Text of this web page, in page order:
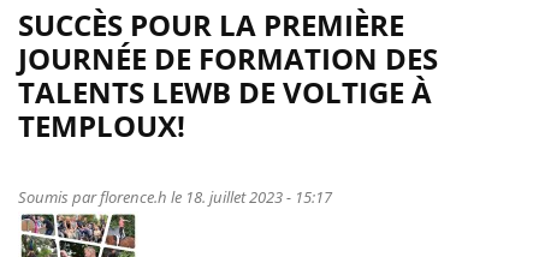
de
Des
nouvelles
des
voltigeurs!
SUCCÈS POUR LA PREMIÈRE
JOURNÉE DE FORMATION DES
TALENTS LEWB DE VOLTIGE À
TEMPLOUX!
Soumis parflorence.h le 18. juillet 2023 - 15:17